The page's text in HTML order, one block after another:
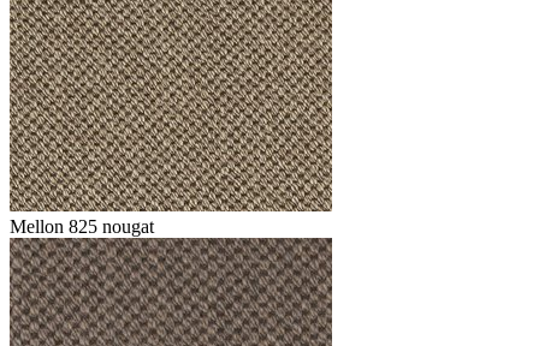
Mellon 825 nougat